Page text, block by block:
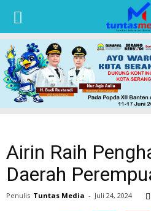
MEDIA
Airin Raih
Daerah
Penulis Tuntas Media - Juli 24, 2024